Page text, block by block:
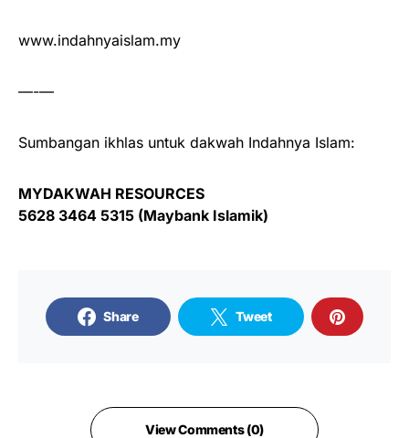
www.indahnyaislam.my
—-—
Sumbangan ikhlas untuk dakwah Indahnya Islam:
MYDAKWAH RESOURCES
5628 3464 5315 (Maybank Islamik)
Share Tweet
View Comments (0)